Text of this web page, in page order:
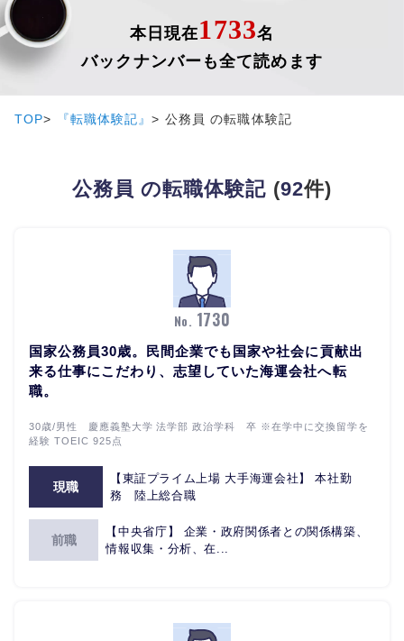
本日現在1733名
バックナンバーも全て読めます
TOP 『転職体験記』 公務員 の転職体験記
公務員 の転職体験記 (92件)
No. 1730
国家公務員30歳。民間企業でも国家や社会に貢献出
来る仕事にこだわり、志望していた海運会社へ転
職。
30歳/男性 慶應義塾大学 法学部 政治学科 卒 ※在学中に交換留学を
経験 TOEIC 925点
現職
【東証プライム上場 大手海運会社】 本社勤
務 陸上総合職
前職
【中央省庁】 企業・政府関係者との関係構築、
情報収集・分析、在...